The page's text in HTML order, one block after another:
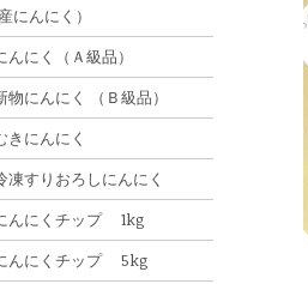
にんにく）
にく（Ａ級品）
にんにく （Ｂ級品）
きにんにく
凍すりおろしにんにく
んにくチップ 1kg
んにくチップ 5kg